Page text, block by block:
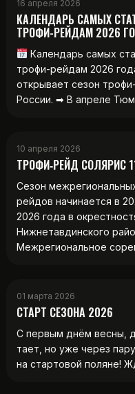
16 апреля 2026
КАЛЕНДАРЬ САМЫХ
ТРОФИ-РЕЙДАМ 2026
Календарь самых
трофи-рейдам 2026
открывает сезон
России. ➡ В апреле
10 апреля 2026
ТРОФИ‑РЕЙД СОЛЯРИС
Сезон
рейдов начинается в
2026 года в
Нижнетавдинского
Межрегиональное
01 марта 2026
СТАРТ СЕЗОНА 2026
С первым днём весны,
тает, но уже через
на стартовой поляне!